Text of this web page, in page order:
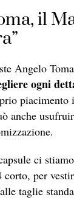
il
Angelo
ogni
piacimento
anche
ci
corto, per
taglie